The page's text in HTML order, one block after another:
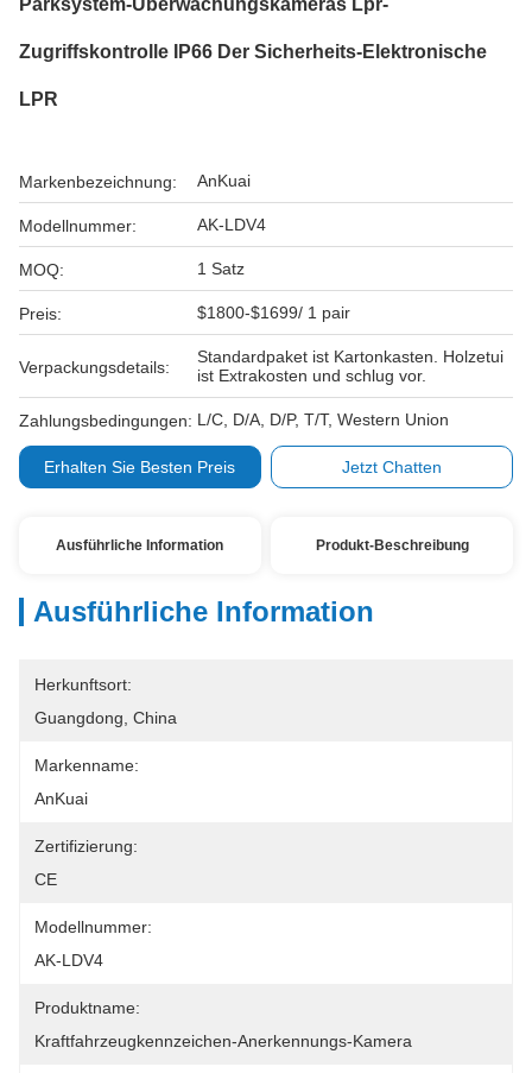
Parksystem-Überwachungskameras Lpr-
Zugriffskontrolle IP66 Der Sicherheits-Elektronische
LPR
Markenbezeichnung: AnKuai
Modellnummer: AK-LDV4
MOQ: 1 Satz
Preis: $1800-$1699/ 1 pair
Verpackungsdetails:
Standardpaket ist Kartonkasten. Holzetui
ist Extrakosten und schlug vor.
Zahlungsbedingungen: L/C, D/A, D/P, T/T, Western Union
Erhalten Sie Besten Preis Jetzt Chatten
Ausführliche Information Produkt-Beschreibung
Ausführliche Information
Herkunftsort:
Guangdong, China
Markenname:
AnKuai
Zertifizierung:
CE
Modellnummer:
AK-LDV4
Produktname:
Kraftfahrzeugkennzeichen-Anerkennungs-Kamera